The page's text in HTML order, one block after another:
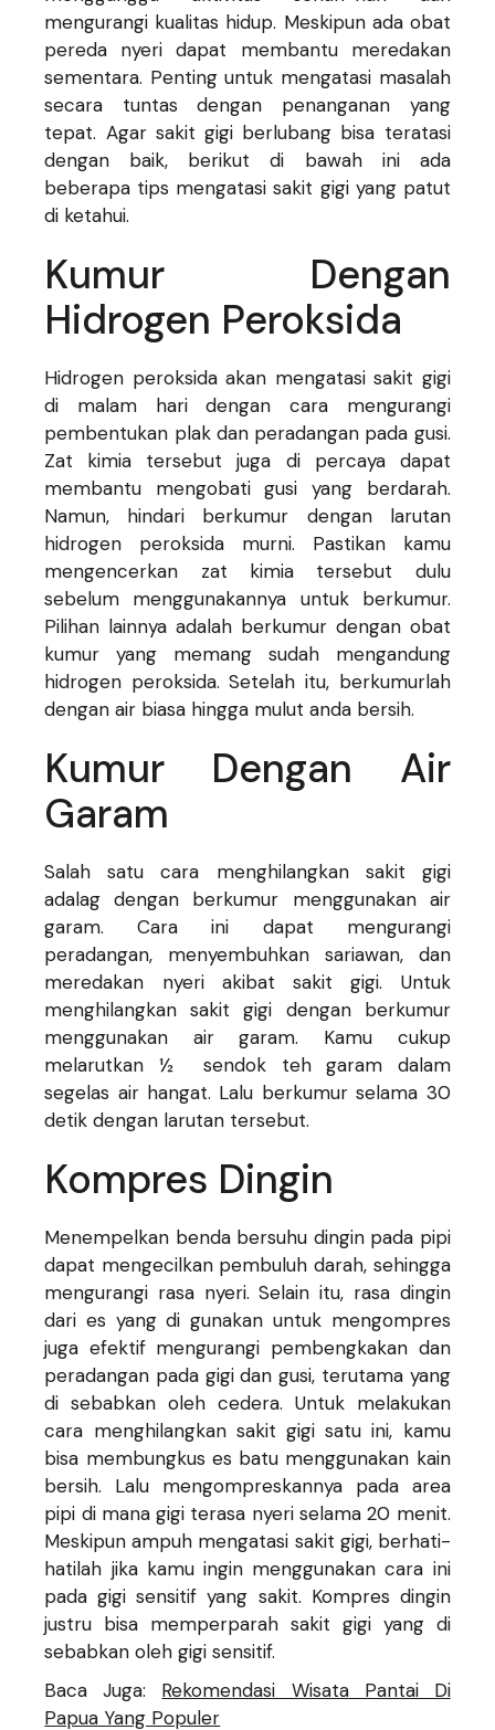
mengurangi kualitas hidup. Meskipun ada obat
pereda nyeri dapat membantu meredakan
sementara. Penting untuk mengatasi masalah
secara tuntas dengan penanganan yang
tepat. Agar sakit gigi berlubang bisa teratasi
dengan baik, berikut di bawah ini ada
beberapa tips mengatasi sakit gigi yang patut
di ketahui.
Kumur Dengan
Hidrogen Peroksida
Hidrogen peroksida akan mengatasi sakit gigi
di malam hari dengan cara mengurangi
pembentukan plak dan peradangan pada gusi.
Zat kimia tersebut juga di percaya dapat
membantu mengobati gusi yang berdarah.
Namun, hindari berkumur dengan larutan
hidrogen peroksida murni. Pastikan kamu
mengencerkan zat kimia tersebut dulu
sebelum menggunakannya untuk berkumur.
Pilihan lainnya adalah berkumur dengan obat
kumur yang memang sudah mengandung
hidrogen peroksida. Setelah itu, berkumurlah
dengan air biasa hingga mulut anda bersih.
Kumur Dengan Air
Garam
Salah satu cara menghilangkan sakit gigi
adalag dengan berkumur menggunakan air
garam. Cara ini dapat mengurangi
peradangan, menyembuhkan sariawan, dan
meredakan nyeri akibat sakit gigi. Untuk
menghilangkan sakit gigi dengan berkumur
menggunakan air garam. Kamu cukup
melarutkan ½ sendok teh garam dalam
segelas air hangat. Lalu berkumur selama 30
detik dengan larutan tersebut.
Kompres Dingin
Menempelkan benda bersuhu dingin pada pipi
dapat mengecilkan pembuluh darah, sehingga
mengurangi rasa nyeri. Selain itu, rasa dingin
dari es yang di gunakan untuk mengompres
juga efektif mengurangi pembengkakan dan
peradangan pada gigi dan gusi, terutama yang
di sebabkan oleh cedera. Untuk melakukan
cara menghilangkan sakit gigi satu ini, kamu
bisa membungkus es batu menggunakan kain
bersih. Lalu mengompreskannya pada area
pipi di mana gigi terasa nyeri selama 20 menit.
Meskipun ampuh mengatasi sakit gigi, berhati-
hatilah jika kamu ingin menggunakan cara ini
pada gigi sensitif yang sakit. Kompres dingin
justru bisa memperparah sakit gigi yang di
sebabkan oleh gigi sensitif.
Baca Juga: Rekomendasi Wisata Pantai Di
Papua Yang Populer